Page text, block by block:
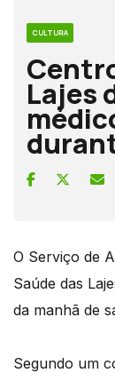
CULTURA
Lajes
O Serviço de
Saúde das
da manhã de
Segundo um